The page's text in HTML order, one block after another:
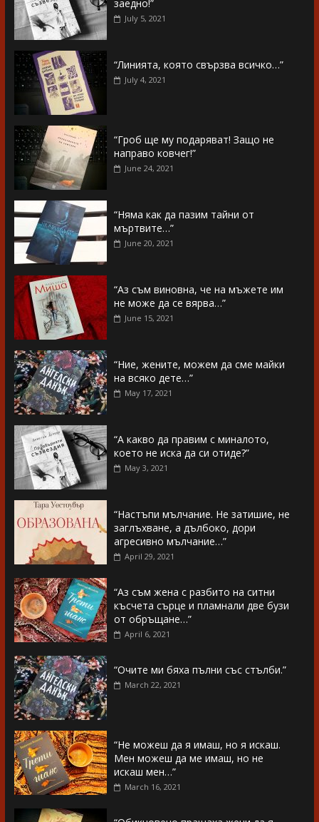
заедно!”
July 5, 2021
“Линията, която свързва всичко…”
July 4, 2021
“Гроб ще му подаряват! Защо не
направо ковчег!”
June 24, 2021
“Няма как да пазим тайни от
мъртвите…”
June 20, 2021
“Аз съм виновна, че на мъжете им
не може да се вярва…”
June 15, 2021
“Ние, жените, можем да сме майки
на всяко дете…”
May 17, 2021
“А какво да правим с миналото,
което не иска да си отиде?”
May 3, 2021
“Настъпи мълчание. Не затишие, не
заглъхване, а дълбоко, дори
агресивно мълчание…”
April 29, 2021
“Аз съм жена с разбито на ситни
късчета сърце и пламнали две бузи
от обръщане…”
April 6, 2021
“Очите ми бяха пълни със стълби.”
March 22, 2021
“Не можеш да я имаш, но я искаш.
Мен можеш да ме имаш, но не
искаш мен…”
March 16, 2021